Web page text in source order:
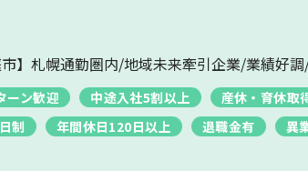
求人を探す ブックマーク
】札幌通勤圏内/地域未来牽引企業/業績好
ーン歓迎 中途入社5割以上
産休・育休取
制 年間休日120日以上 退職金有 異